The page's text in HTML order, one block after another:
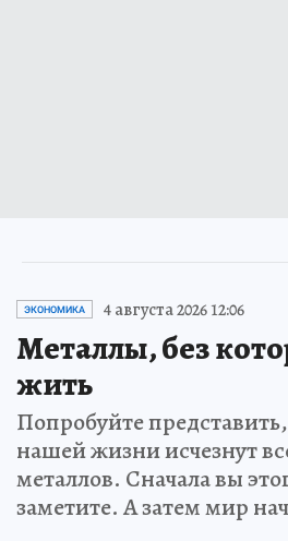
ЭКОНОМИКА 4 августа 2026 12:06
Металлы, без
жить
Попробуйте
нашей жизни исчезнут
металлов. Сначала вы
заметите. А затем мир